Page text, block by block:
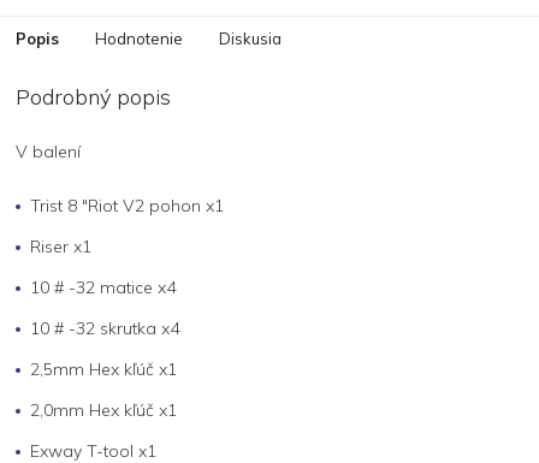
Popis Hodnotenie Diskusia
Podrobný popis
V balení
Trist 8 "Riot V2 pohon x1
Riser x1
10 # -32 matice x4
10 # -32 skrutka x4
2,5mm Hex kľúč x1
2,0mm Hex kľúč x1
Exway T-tool x1